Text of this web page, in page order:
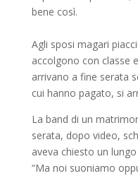
bene così.
Agli sposi magari
accolgono con classe
arrivano a fine serata
cui hanno pagato, si
La band di un
serata, dopo video,
aveva chiesto un
“Ma noi suoniamo